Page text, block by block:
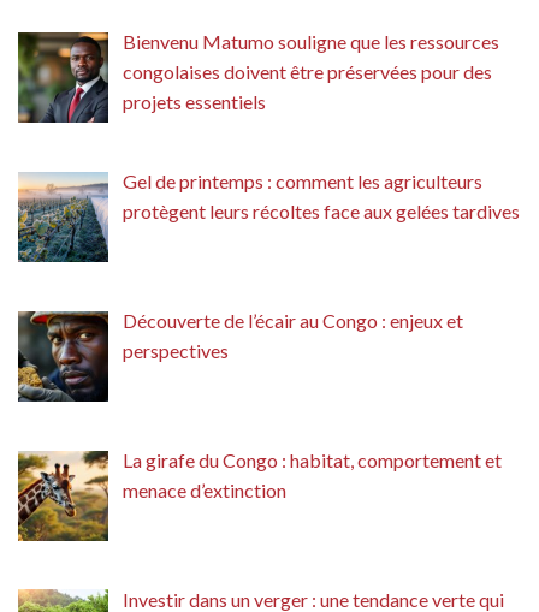
Bienvenu Matumo souligne que les ressources
congolaises doivent être préservées pour des
projets essentiels
Gel de printemps : comment les agriculteurs
protègent leurs récoltes face aux gelées tardives
Découverte de l’écair au Congo : enjeux et
perspectives
La girafe du Congo : habitat, comportement et
menace d’extinction
Investir dans un verger : une tendance verte qui